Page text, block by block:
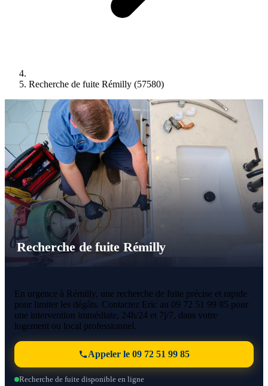
Recherche de fuite Rémilly (57580)
Recherche de fuite Rémilly
En urgence à Rémilly, une recherche de fuite précise et rapide
pour limiter les dégâts. Contactez Eric au 09 72 51 99 85 pour
une intervention immédiate, 24h/24 et 7j/7, dans votre
logement ou local professionnel.
Appeler le 09 72 51 99 85
Recherche de fuite disponible en ligne